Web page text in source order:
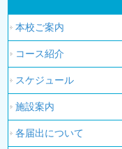
本校ご案内
コース紹介
スケジュール
施設案内
各届出について